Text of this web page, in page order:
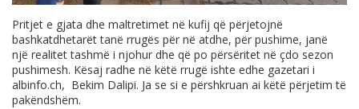
Pritjet e gjata dhe maltretimet në kufij që përjetojnë
bashkatdhetarët tanë rrugës për në atdhe, për pushime, janë
një realitet tashmë i njohur dhe që po përsëritet në çdo sezon
pushimesh. Kësaj radhe në këtë rrugë ishte edhe gazetari i
albinfo.ch, Bekim Dalipi. Ja se si e përshkruan ai këtë përjetim të
pakëndshëm.